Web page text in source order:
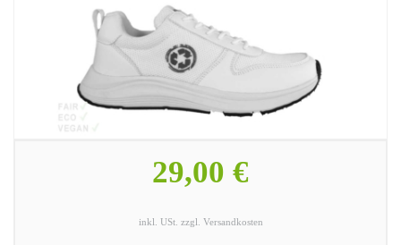
29,00 €
inkl. USt. zzgl. Versandkosten